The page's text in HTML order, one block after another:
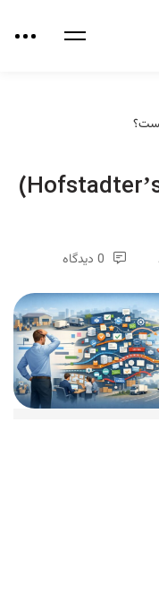
قانون هافستاتر (Hofstadter’s Law)
0 دیدگاه